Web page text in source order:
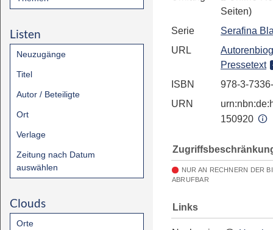
Listen
Neuzugänge
Titel
Autor / Beteiligte
Ort
Verlage
Zeitung nach Datum
auswählen
Clouds
Orte
Seiten)
Serie
Serafina
URL
Pressetext
ISBN
978-3-
URN
150920
NUR AN RECHNERN DER
ABRUFBAR
Links